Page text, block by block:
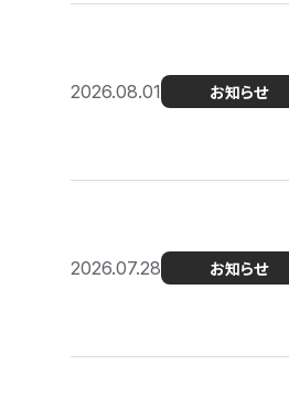
2026.08.01 お知らせ
2026.07.28 お知らせ